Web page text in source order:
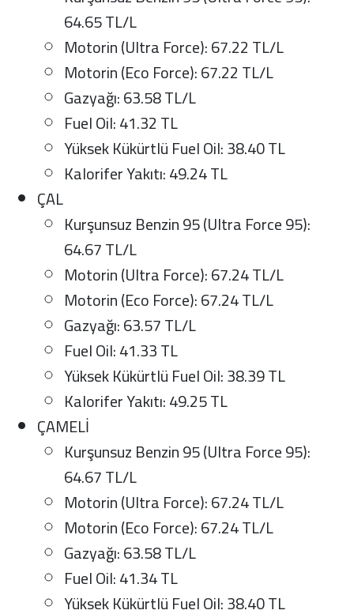
64.65 TL/L
Motorin (Ultra Force): 67.22 TL/L
Motorin (Eco Force): 67.22 TL/L
Gazyağı: 63.58 TL/L
Fuel Oil: 41.32 TL
Yüksek Kükürtlü Fuel Oil: 38.40 TL
Kalorifer Yakıtı: 49.24 TL
ÇAL
Kurşunsuz Benzin 95 (Ultra Force 95):
64.67 TL/L
Motorin (Ultra Force): 67.24 TL/L
Motorin (Eco Force): 67.24 TL/L
Gazyağı: 63.57 TL/L
Fuel Oil: 41.33 TL
Yüksek Kükürtlü Fuel Oil: 38.39 TL
Kalorifer Yakıtı: 49.25 TL
ÇAMELİ
Kurşunsuz Benzin 95 (Ultra Force 95):
64.67 TL/L
Motorin (Ultra Force): 67.24 TL/L
Motorin (Eco Force): 67.24 TL/L
Gazyağı: 63.58 TL/L
Fuel Oil: 41.34 TL
Yüksek Kükürtlü Fuel Oil: 38.40 TL